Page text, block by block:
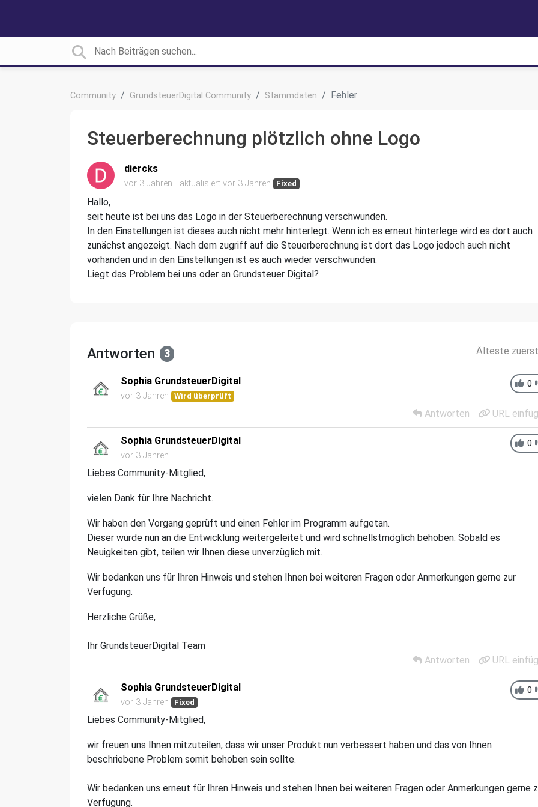
Community GrundsteuerDigital Community Stammdaten Fehler
Steuerberechnung plötzlich ohne Logo
diercks
vor 3 Jahren aktualisiert vor 3 Jahren Fixed
Hallo,
seit heute ist bei uns das Logo in der Steuerberechnung verschwunden.
In den Einstellungen ist dieses auch nicht mehr hinterlegt. Wenn ich es erneut hinterlege wird es dort auch
zunächst angezeigt. Nach dem zugriff auf die Steuerberechnung ist dort das Logo jedoch auch nicht
vorhanden und in den Einstellungen ist es auch wieder verschwunden.
Liegt das Problem bei uns oder an Grundsteuer Digital?
Antworten 3 Älteste zuerst
0
Sophia GrundsteuerDigital
vor 3 Jahren Wird überprüft
Antworten URL
0
Sophia GrundsteuerDigital
vor 3 Jahren
Liebes Community-Mitglied,
vielen Dank für Ihre Nachricht.
Wir haben den Vorgang geprüft und einen Fehler im Programm aufgetan.
Dieser wurde nun an die Entwicklung weitergeleitet und wird schnellstmöglich behoben. Sobald es
Neuigkeiten gibt, teilen wir Ihnen diese unverzüglich mit.
Wir bedanken uns für Ihren Hinweis und stehen Ihnen bei weiteren Fragen oder Anmerkungen gerne zur
Verfügung.
Herzliche Grüße,
Ihr GrundsteuerDigital Team
Antworten
URL
0
Sophia GrundsteuerDigital
vor 3 Jahren Fixed
Liebes Community-Mitglied,
wir freuen uns Ihnen mitzuteilen, dass wir unser Produkt nun verbessert haben und das von Ihnen
beschriebene Problem somit behoben sein sollte.
Wir bedanken uns erneut für Ihren Hinweis und stehen Ihnen bei weiteren Fragen oder Anmerkungen gerne
Verfügung.